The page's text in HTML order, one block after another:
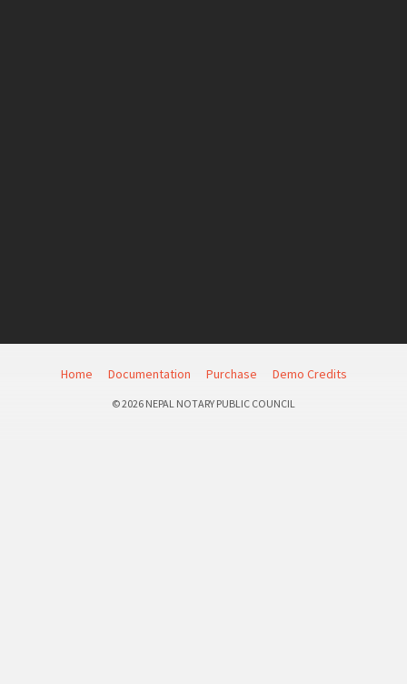
Home Documentation Purchase Demo Credits
© 2026 NEPAL NOTARY PUBLIC COUNCIL